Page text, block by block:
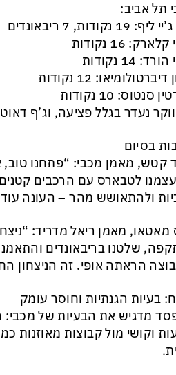
תל אביב:
19 נקודות, 7 ריבאונדים
16 נקודות
14 נקודות
12 נקודות
סנטוס: 10 נקודות
ווקר נעדר בגלל פציעה, וג’ף
בסיום
קטש, מאמן מכבי: “פתחנו טוב,
לטבארס עם הרכבים
ולהתאושש מהר – העונה
מאטאו, מאמן ריאל מדריד:
שלטנו בריבאונדים
הראתה אופי. זה הניצחון
בעיות הגנתיות וחוסר עומק
מדגיש את הבעיות של מכבי:
וקושי מול קבוצות מאוזנות